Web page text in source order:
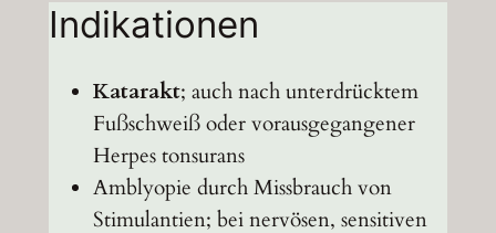
Indikationen
Katarakt; auch nach unterdrücktem
Fußschweiß oder vorausgegangener
Herpes tonsurans
Amblyopie durch Missbrauch von
Stimulantien; bei nervösen, sensitiven